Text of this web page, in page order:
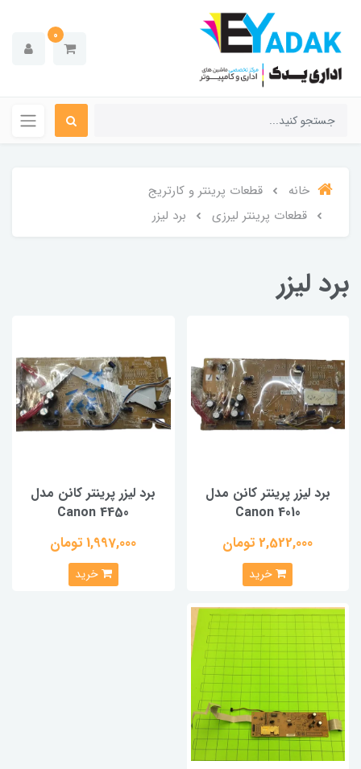
0
خانه
قطعات پرینتر و کارتریج
قطعات پرینتر لیرزی
برد لیزر
برد لیزر
برد لیزر پرینتر کانن مدل
Canon 4010
2,522,000 تومان
خرید
برد لیزر پرینتر کانن مدل
Canon 4450
1,997,000 تومان
خرید